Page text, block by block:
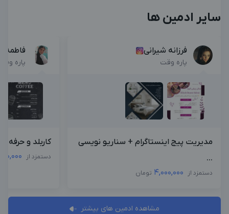
سایر ادمین ها
فرزانه شیرانی
پاره وقت
مدیریت پیج اینستاگرام + سناریو نویسی
...
دستمزد از 4,000,000 تومان
فاطمه
پاره
کاربلد و حرفه
دستمزد از
مشاهده ادمین های بیشتر